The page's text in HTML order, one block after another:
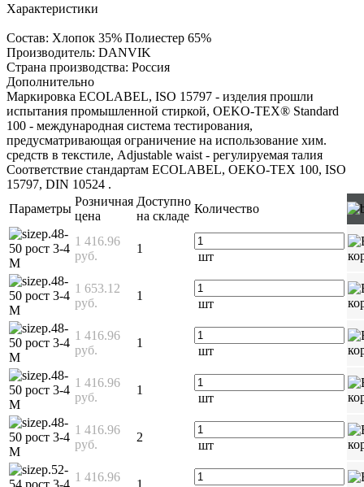
Характеристики
Состав: Хлопок 35% Полиестер 65%
Производитель: DANVIK
Страна производства: Россия
Дополнительно
Маркировка ECOLABEL, ISO 15797 - изделия прошли
испытания промышленной стиркой, OEKO-TEX® Standard
100 - международная система тестирования,
предусматривающая ограничение на использование хим.
средств в текстиле, Adjustable waist - регулируемая талия
Соответствие стандартам ECOLABEL, OEKO-TEX 100, ISO
15797, DIN 10524 .
Параметры
Розничная
цена
Доступно
на складе
Количество
р.48-
50 рост 3-4
М
1 416.96
руб.
1
шт
р.48-
50 рост 3-4
М
1 653.12
руб.
1
шт
р.48-
50 рост 3-4
М
1 416.96
руб.
1
шт
р.48-
50 рост 3-4
М
1 416.96
руб.
1
шт
р.48-
50 рост 3-4
М
1 416.96
руб.
2
шт
р.52-
1 416.96